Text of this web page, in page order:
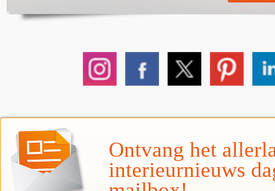
Ontvang het
interieurnieuws